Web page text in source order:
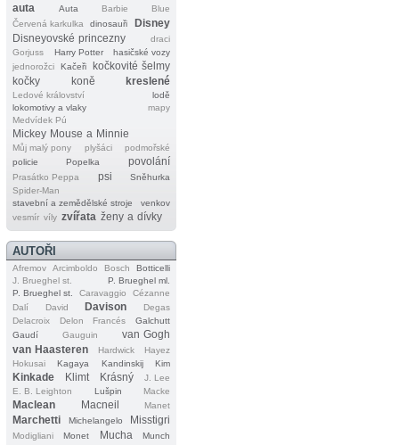
auta Auta Barbie
Blue
Červená karkulka
dinosauři
Disney
Disneyovské princezny
draci
Gorjuss
Harry Potter
hasičské vozy
jednorožci
Kačeři
kočkovité šelmy
kočky
koně kreslené
Ledové království
lodě
lokomotivy a vlaky
mapy
Medvídek Pú
Mickey Mouse a Minnie
Můj malý pony plyšáci
podmořské
policie
Popelka povolání
Prasátko Peppa psi
Sněhurka
Spider‐Man
stavební a zemědělské stroje
venkov
vesmír víly zvířata ženy a dívky
AUTOŘI
Afremov Arcimboldo Bosch
Botticelli
J. Brueghel st.
P. Brueghel ml.
P. Brueghel st.
Caravaggio
Cézanne
Dalí
David Davison
Degas
Delacroix
Delon Francés
Galchutt
Gaudí
Gauguin
van Gogh
van Haasteren
Hardwick
Hayez
Hokusai
Kagaya Kandinskij Kim
Kinkade Klimt Krásný
J. Lee
E. B. Leighton
Lušpin Macke
Maclean Macneil Manet
Marchetti Michelangelo Misstigri
Modigliani Monet Mucha Munch